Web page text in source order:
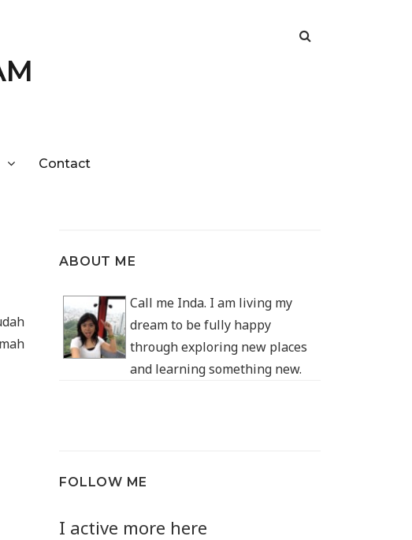
Contact
ABOUT ME
Call me Inda. I am living my
dream to be fully happy
through exploring new places
and learning something new.
FOLLOW ME
I active more here